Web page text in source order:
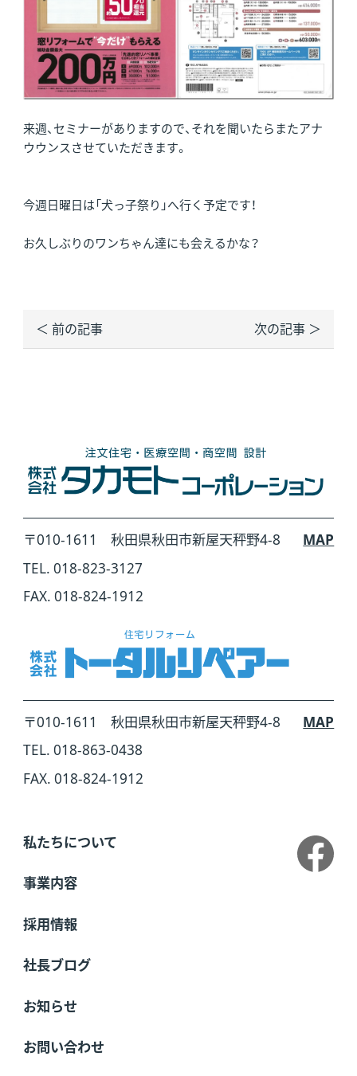
来週、セミナーがありますので、それを聞いたらまたアナ
ウウンスさせていただきます。
今週日曜日は「犬っ子祭り」へ行く予定です！
お久しぶりのワンちゃん達にも会えるかな？
＜ 前の記事 次の記事 ＞
〒010-1611 秋田県秋田市新屋天秤野4-8
MAP
TEL. 018-823-3127
FAX. 018-824-1912
〒010-1611 秋田県秋田市新屋天秤野4-8
MAP
TEL. 018-863-0438
FAX. 018-824-1912
私たちについて
事業内容
採用情報
社長ブログ
お知らせ
お問い合わせ